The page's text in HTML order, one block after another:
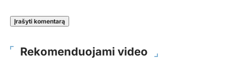
Rekomenduojami video